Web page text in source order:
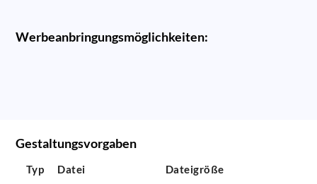
Werbeanbringungsmöglichkeiten:
Gestaltungsvorgaben
Typ Datei Dateigröße